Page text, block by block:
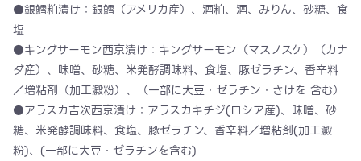
●銀鱈粕漬け：銀鱈（アメリカ産）、酒粕、酒、みりん、砂糖、食
塩
●キングサーモン西京漬け：キングサーモン（マスノスケ）（カナ
ダ産）、味噌、砂糖、米発酵調味料、食塩、豚ゼラチン、香辛料
／増粘剤（加工澱粉）、（一部に大豆・ゼラチン・さけを 含む）
●アラスカ吉次西京漬け：アラスカキチジ(ロシア産)、味噌、砂
糖、米発酵調味料、食塩、豚ゼラチン、香辛料／増粘剤(加工澱
粉)、(一部に大豆・ゼラチンを含む)